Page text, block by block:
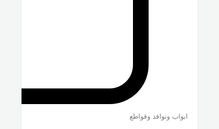
ابواب ونوافذ وقواطع